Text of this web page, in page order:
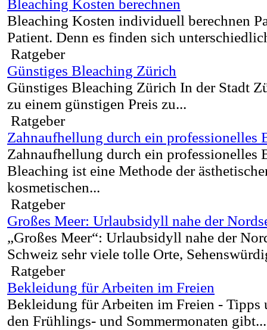
Bleaching Kosten berechnen
Bleaching Kosten individuell berechnen
Patient. Denn es finden sich
Ratgeber
Günstiges Bleaching Zürich
Günstiges Bleaching Zürich In der Stadt
zu einem günstigen Preis zu...
Ratgeber
Zahnaufhellung durch ein professionelles
Zahnaufhellung durch ein professionelles
Bleaching ist eine Methode der
kosmetischen...
Ratgeber
Großes Meer: Urlaubsidyll nahe der
„Großes Meer“: Urlaubsidyll nahe der
Schweiz sehr viele tolle Orte,
Ratgeber
Bekleidung für Arbeiten im Freien
Bekleidung für Arbeiten im Freien - Tipps
den Frühlings- und Sommermonaten gibt...